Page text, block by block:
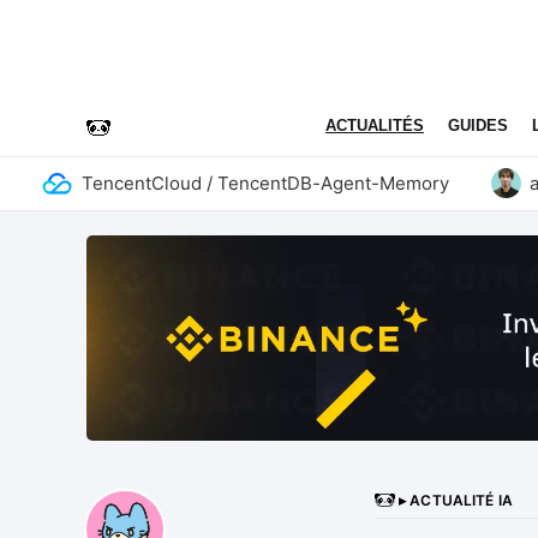
ACTUALITÉS GUIDES
TencentCloud / TencentDB-Agent-Memory
▸ ACTUALITÉ IA